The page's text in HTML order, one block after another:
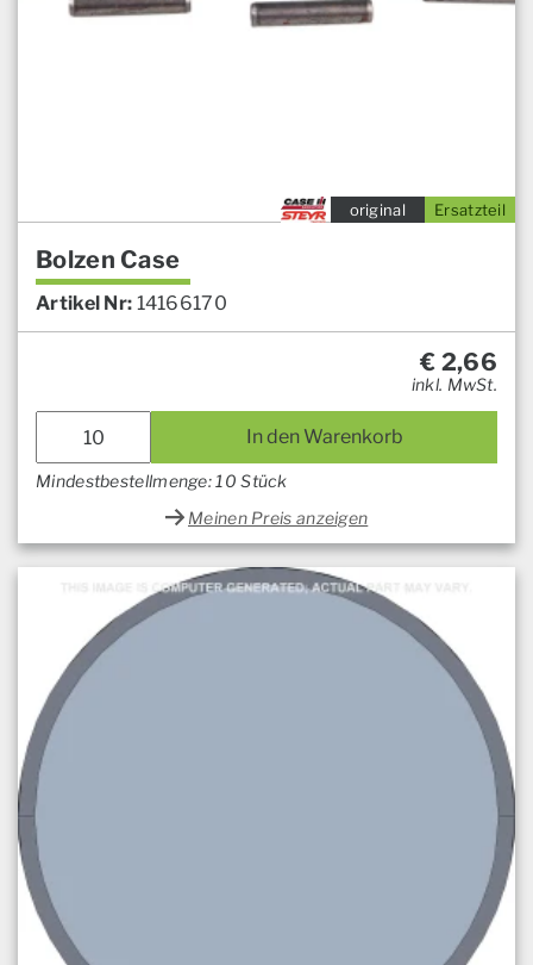
Ersatzteil
original
Bolzen Case
Artikel Nr: 14166170
€ 2,66
inkl. MwSt.
In den Warenkorb
Mindestbestellmenge: 10 Stück
Meinen Preis anzeigen